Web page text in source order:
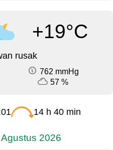
+19°C
rusak
762 mmHg
57 %
14 h 40 min
2026